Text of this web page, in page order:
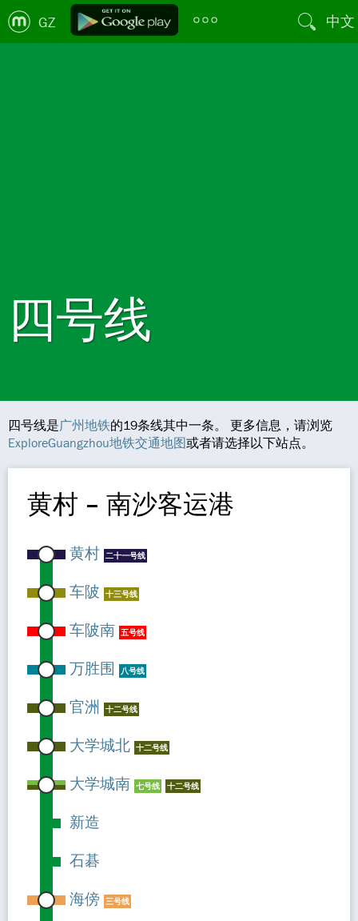
GZ 中文
四号线
四号线是广州地铁的19条线其中一条。 更多信息，请浏览
ExploreGuangzhou地铁交通地图或者请选择以下站点。
黄村 – 南沙客运港
黄村 二十一号线
车陂 十三号线
车陂南 五号线
万胜围 八号线
官洲 十二号线
大学城北 十二号线
大学城南 七号线 十二号线
新造
石碁
海傍
三号线